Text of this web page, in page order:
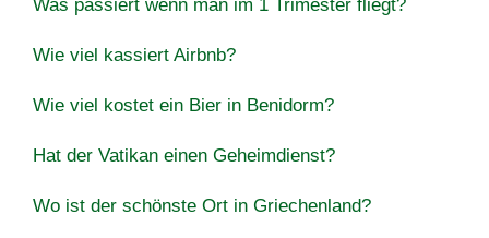
Was passiert wenn man im 1 Trimester fliegt?
Wie viel kassiert Airbnb?
Wie viel kostet ein Bier in Benidorm?
Hat der Vatikan einen Geheimdienst?
Wo ist der schönste Ort in Griechenland?